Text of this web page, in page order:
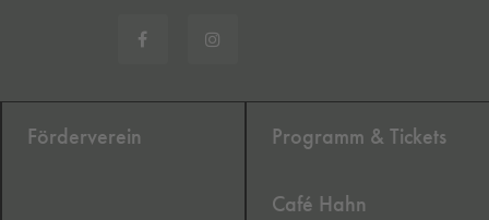
Förderverein Programm & Tickets
Café Hahn